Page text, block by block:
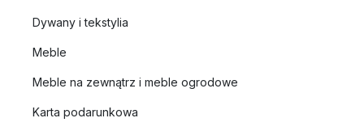
Dywany i tekstylia
Meble
Meble na zewnątrz i meble ogrodowe
Karta podarunkowa